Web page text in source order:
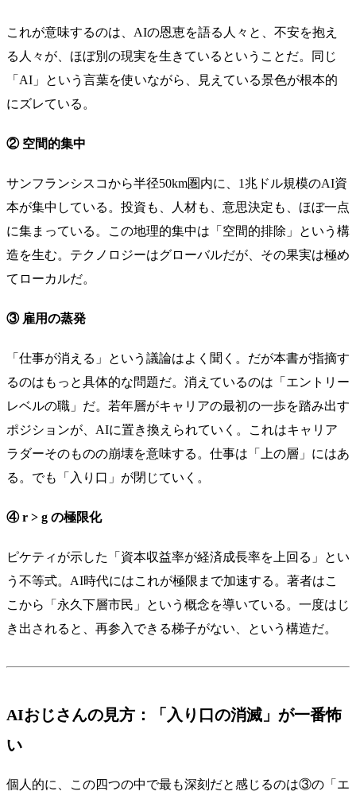
これが意味するのは、AIの恩恵を語る人々と、不安を抱え
る人々が、ほぼ別の現実を生きているということだ。同じ
「AI」という言葉を使いながら、見えている景色が根本的
にズレている。
② 空間的集中
サンフランシスコから半径50km圏内に、1兆ドル規模のAI資
本が集中している。投資も、人材も、意思決定も、ほぼ一点
に集まっている。この地理的集中は「空間的排除」という構
造を生む。テクノロジーはグローバルだが、その果実は極め
てローカルだ。
③ 雇用の蒸発
「仕事が消える」という議論はよく聞く。だが本書が指摘す
るのはもっと具体的な問題だ。消えているのは「エントリー
レベルの職」だ。若年層がキャリアの最初の一歩を踏み出す
ポジションが、AIに置き換えられていく。これはキャリア
ラダーそのものの崩壊を意味する。仕事は「上の層」にはあ
る。でも「入り口」が閉じていく。
④ r > g の極限化
ピケティが示した「資本収益率が経済成長率を上回る」とい
う不等式。AI時代にはこれが極限まで加速する。著者はこ
こから「永久下層市民」という概念を導いている。一度はじ
き出されると、再参入できる梯子がない、という構造だ。
AIおじさんの見方：「入り口の消滅」が一番怖
い
個人的に、この四つの中で最も深刻だと感じるのは③の「エ